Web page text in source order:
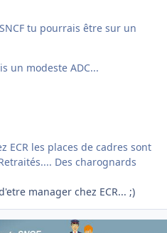
tu pourrais être sur un
un modeste ADC...
ECR les places de cadres sont
Des charognards
manager chez ECR... ;)